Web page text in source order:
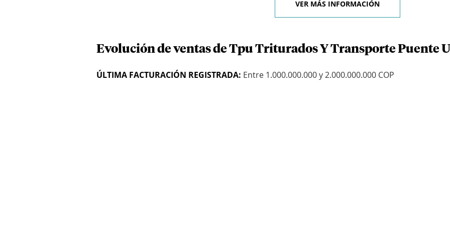
VER MÁS INFORMACIÓN
Evolución de ventas de Tpu Triturados Y Transporte Puente
ÚLTIMA FACTURACIÓN REGISTRADA: Entre 1.000.000.000 y 2.000.000.000 COP